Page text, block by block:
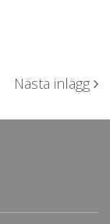
Nästa inlägg